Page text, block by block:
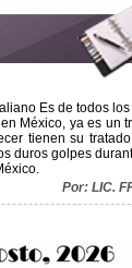
Es de todos
México, ya es un
tienen su
duros golpes
Por: LIC.